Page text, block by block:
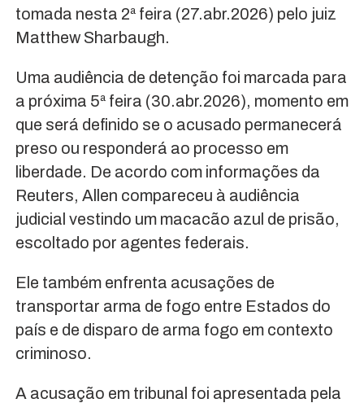
tomada nesta 2ª feira (27.abr.2026) pelo juiz
Matthew Sharbaugh.
Uma audiência de detenção foi marcada para
a próxima 5ª feira (30.abr.2026), momento em
que será definido se o acusado permanecerá
preso ou responderá ao processo em
liberdade. De acordo com informações da
Reuters, Allen compareceu à audiência
judicial vestindo um macacão azul de prisão,
escoltado por agentes federais.
Ele também enfrenta acusações de
transportar arma de fogo entre Estados do
país e de disparo de arma fogo em contexto
criminoso.
A acusação em tribunal foi apresentada pela